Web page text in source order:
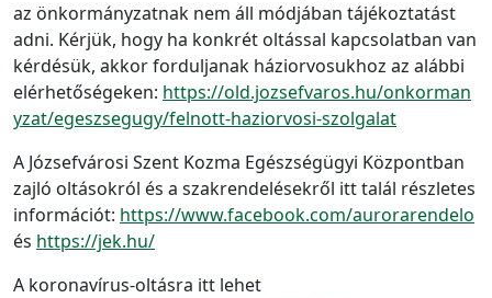
az önkormányzatnak nem áll módjában tájékoztatást
adni. Kérjük, hogy ha konkrét oltással kapcsolatban van
kérdésük, akkor forduljanak háziorvosukhoz az alábbi
elérhetőségeken: https://old.jozsefvaros.hu/onkorman
yzat/egeszsegugy/felnott-haziorvosi-szolgalat
A Józsefvárosi Szent Kozma Egészségügyi Központban
zajló oltásokról és a szakrendelésekről itt talál részletes
információt: https://www.facebook.com/aurorarendelo
és https://jek.hu/
A koronavírus-oltásra itt lehet